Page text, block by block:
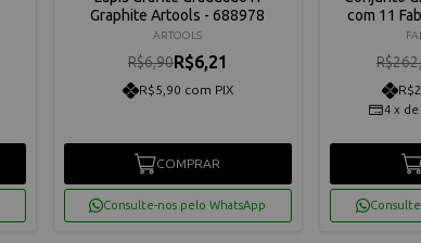
Graphite Artools - 688978
ARTOOLS
R$6,90R$6,21
R$5,90 com PIX
COMPRAR
Consulte-nos pelo WhatsApp
com 11
4 x de